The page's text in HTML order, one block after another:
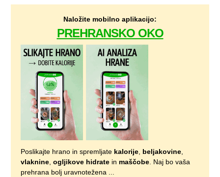
Naložite mobilno aplikacijo:
PREHRANSKO OKO
Poslikajte hrano in spremljate kalorije, beljakovine,
vlaknine,ogljikove hidrate in maščobe. Naj bo vaša
prehrana bolj uravnotežena ...